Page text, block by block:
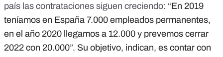
país las contrataciones siguen creciendo: “En 2019
teníamos en España 7.000 empleados permanentes,
en el año 2020 llegamos a 12.000 y prevemos cerrar
2022 con 20.000”. Su objetivo, indican, es contar con